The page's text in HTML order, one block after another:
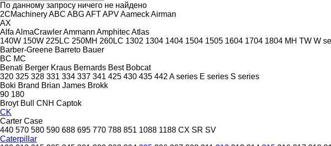
По данному запросу ничего не найдено
2CMachineryABC ABGAFTAPVAameckAirman
AX
Alfa AlmaCrawlerAmmann AmphitecAtlas
140W 150W 225LC 250MH 260LC 1302 1304 1404 1504 1505 1604 1704 1804 MH TW W
Barber-Greene Barreto Bauer
BC MC
Benati Berger Kraus Bernards Best Bobcat
320 325 328 331 334 337 341 425 430 435 442 A series E series S series
Boki Brand Brian James Brokk
90 180
Broyt Bull CNH Captok
CK
Carter Case
440 570 580 590 688 695 770 788 851 1088 1188 CX SR SV
Caterpillar